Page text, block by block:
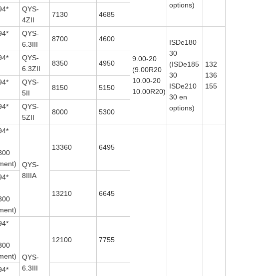
options)
QYS-
4ZII
7130 4685
QYS-
6.3III
8700 4600
9.00-20
(9.00R20
10.00-20
10.00R20)
ISDe180
30
(ISDe185
30
ISDe210
30 en
options)
132
136
155
QYS-
6.3ZII
8350 4950
QYS-
5II
8150 5150
QYS-
5ZII
8000 5300
QYS-
8IIIA
13360 6495
13210 6645
QYS-
6.3III
12100 7755